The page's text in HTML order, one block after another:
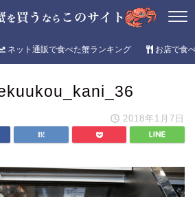
ネット通販で食べた蟹ランキング お店で食
2018年1月7日